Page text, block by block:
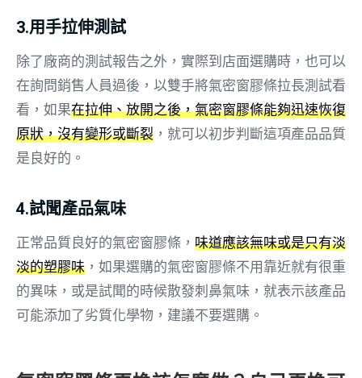
3.用手拉伸測試
除了廠商的測試報告之外，實際到店面選購時，也可以
在詢問銷售人員過後，以雙手將氣密窗膠條拉長測試看
看，如果在拉伸、放開之後，氣密窗膠條能夠迅速恢復
原狀，沒有變形或斷裂 ，就可以初步判斷這項產品品質
是良好的。
4.試聞產品氣味
正常品質良好的氣密窗膠條， 味道應該無味或是只有淡
淡的塑膠味 ，如果選購的氣密窗膠條不用靠近就有很重
的異味，或是試聞的時候散發刺鼻氣味，就表示該產品
可能添加了劣質化學物，建議不要選購。